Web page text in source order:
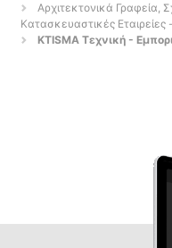
Αρχιτεκτονικά Γραφεία,
Κατασκευαστικές Εταιρείες
KTISMA Τεχνική -